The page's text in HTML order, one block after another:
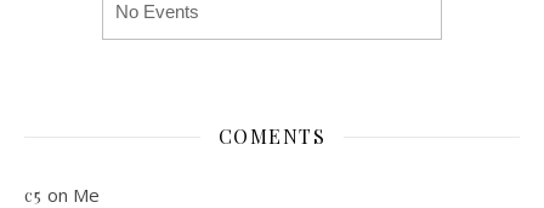
No Events
COMENTS
c5 on Me